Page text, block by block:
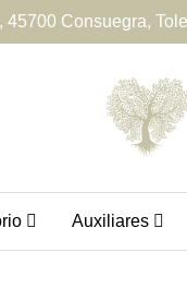
45700 Consuegra,
Auxiliares